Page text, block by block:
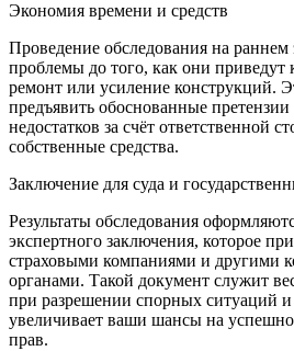
Экономия времени и средств
Проведение обследования на раннем
проблемы до того, как они приведут
ремонт или усиление конструкций.
предъявить обоснованные
недостатков за счёт ответственной
собственные средства.
Заключение для суда и
Результаты обследования
экспертного заключения, которое
страховыми компаниями и другими
органами. Такой документ служит
при разрешении спорных ситуаций и
увеличивает ваши шансы на
прав.